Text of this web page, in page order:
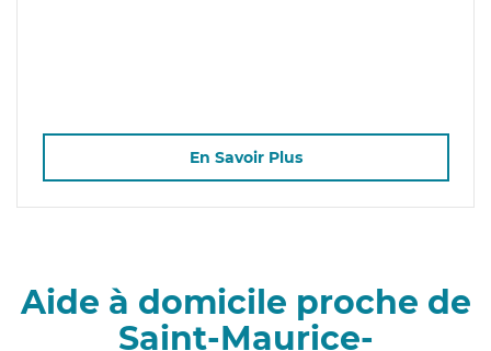
En Savoir Plus
Aide à domicile proche de
Saint-Maurice-